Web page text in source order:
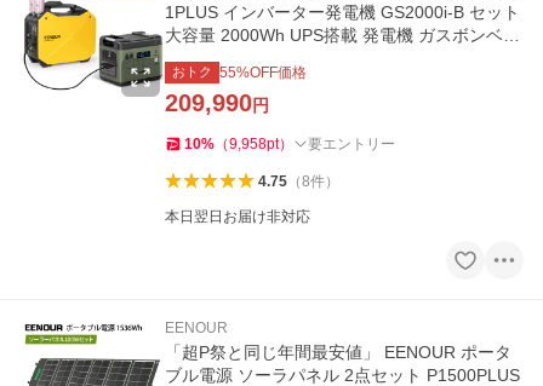
1PLUS インバーター発電機 GS2000i-B セット
大容量 2000Wh UPS搭載 発電機 ガスボンベ式
1500W
おトク 55%OFF価格
209,990円
10% （9,958pt） 要エントリー
4.75（8件）
本日翌日お届け非対応
EENOUR
「超P祭と同じ年間最安値」 EENOUR ポータ
ブル電源 ソーラパネル 2点セット P1500PLUS